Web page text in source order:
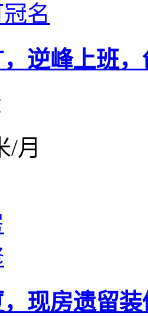
逆峰上班
/月
现房遗留装